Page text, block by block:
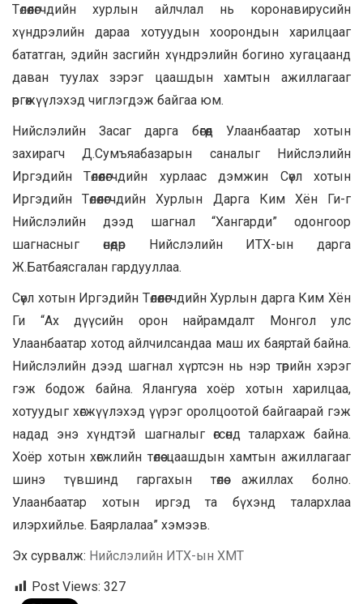
Төлөөлөгчдийн хурлын айлчлал нь коронавирусийн
хүндрэлийн дараа хотуудын хоорондын харилцааг
бататган, эдийн засгийн хүндрэлийн богино хугацаанд
даван туулах зэрэг цаашдын хамтын ажиллагааг
өргөжүүлэхэд чиглэгдэж байгаа юм.
Нийслэлийн Засаг дарга бөгөөд Улаанбаатар хотын
захирагч Д.Сумъяабазарын саналыг Нийслэлийн
Иргэдийн Төлөөлөгчдийн хурлаас дэмжин Сөүл хотын
Иргэдийн Төлөөлөгчдийн Хурлын Дарга Ким Хён Ги-г
Нийслэлийн дээд шагнал “Хангарди” одонгоор
шагнасныг өнөөдөр Нийслэлийн ИТХ-ын дарга
Ж.Батбаясгалан гардууллаа.
Сөүл хотын Иргэдийн Төлөөлөгчдийн Хурлын дарга Ким Хён
Ги “Ах дүүсийн орон найрамдалт Монгол улс
Улаанбаатар хотод айлчилсандаа маш их баяртай байна.
Нийслэлийн дээд шагнал хүртсэн нь нэр төрийн хэрэг
гэж бодож байна. Ялангуяа хоёр хотын харилцаа,
хотуудыг хөгжүүлэхэд үүрэг оролцоотой байгаарай гэж
надад энэ хүндтэй шагналыг өгсөнд талархаж байна.
Хоёр хотын хөгжлийн төлөө цаашдын хамтын ажиллагааг
шинэ түвшинд гаргахын төлөө ажиллах болно.
Улаанбаатар хотын иргэд та бүхэнд талархлаа
илэрхийлье. Баярлалаа” хэмээв.
Эх сурвалж: Нийслэлийн ИТХ-ын ХМТ
Post Views: 327